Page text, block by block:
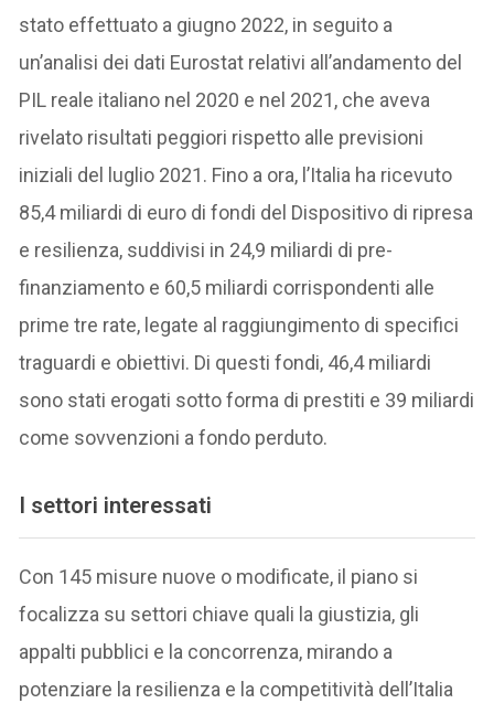
stato effettuato a giugno 2022, in seguito a
un’analisi dei dati Eurostat relativi all’andamento del
PIL reale italiano nel 2020 e nel 2021, che aveva
rivelato risultati peggiori rispetto alle previsioni
iniziali del luglio 2021. Fino a ora, l’Italia ha ricevuto
85,4 miliardi di euro di fondi del Dispositivo di ripresa
e resilienza, suddivisi in 24,9 miliardi di pre-
finanziamento e 60,5 miliardi corrispondenti alle
prime tre rate, legate al raggiungimento di specifici
traguardi e obiettivi. Di questi fondi, 46,4 miliardi
sono stati erogati sotto forma di prestiti e 39 miliardi
come sovvenzioni a fondo perduto.
I settori interessati
Con 145 misure nuove o modificate, il piano si
focalizza su settori chiave quali la giustizia, gli
appalti pubblici e la concorrenza, mirando a
potenziare la resilienza e la competitività dell’Italia